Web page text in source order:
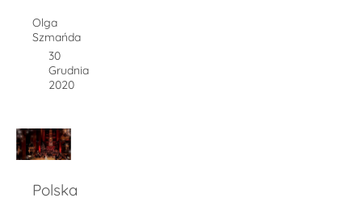
Olga
Szmańda
30
Grudnia
2020
Polska